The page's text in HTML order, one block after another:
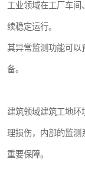
工业领域在工厂车
续稳定运行。
其异常监测功能可以
备。
建筑领域建筑工地
理损伤，内部的监测
重要保障。